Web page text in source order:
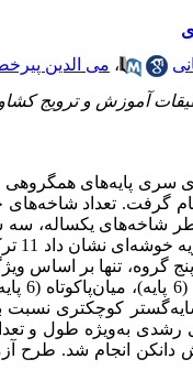
، می الدین
آموزش و ترویج
سری پایههای همگروهی
گرفت. تعداد
شاخه‌های یکساله،
ترکیب پیوندی و شاهد
پنج گروه، تنها بر اساس
سطح‌‌سایه‌‌گستر کوچکتری
رشدی به‌ویژه طول و
دانکن انجام شد. طرح